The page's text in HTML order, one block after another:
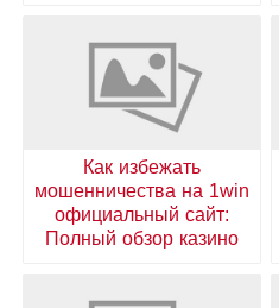
Как избежать
мошенничества на 1win
официальный сайт:
Полный обзор казино